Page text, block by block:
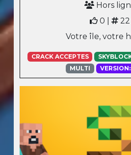
Hors
0 |
22
Votre île, votre
CRACK ACCEPTES
MULTI